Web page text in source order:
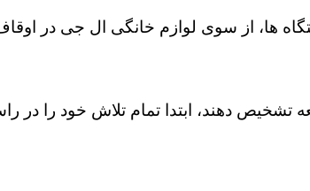
ها، از سوی لوازم خانگی ال جی در
دهند، ابتدا تمام تلاش خود را در